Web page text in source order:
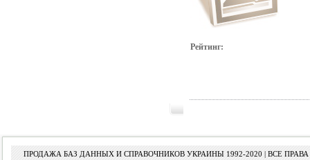
Рейтинг:
ПРОДАЖА БАЗ ДАННЫХ И СПРАВОЧНИКОВ УКРАИНЫ 1992-2020 | ВСЕ